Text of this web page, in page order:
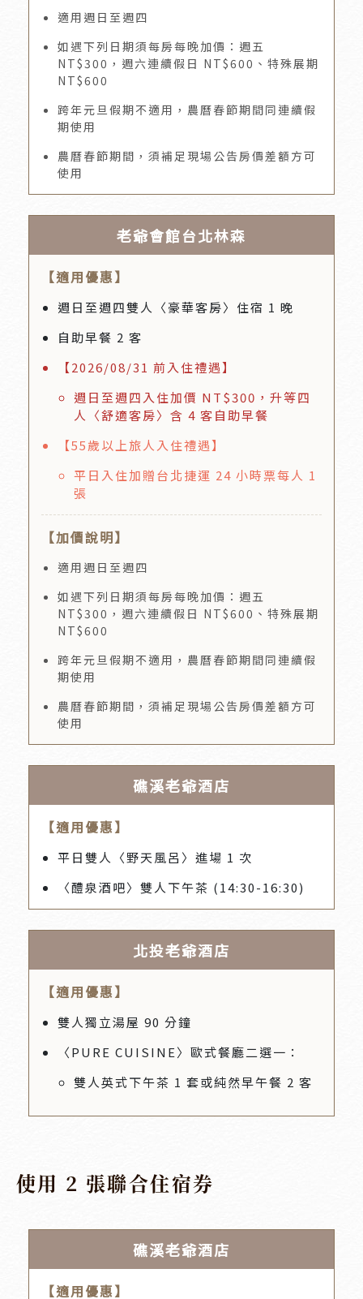
適用週日至週四
如遇下列日期須每房每晚加價：週五
NT$300，週六連續假日 NT$600、特殊展期
NT$600
跨年元旦假期不適用，農曆春節期間同連續假
期使用
農曆春節期間，須補足現場公告房價差額方可
使用
老爺會館台北林森
【適用優惠】
週日至週四雙人〈豪華客房〉住宿 1 晚
自助早餐 2 客
【2026/08/31 前入住禮遇】
週日至週四入住加價 NT$300，升等四
人〈舒適客房〉含 4 客自助早餐
【55歲以上旅人入住禮遇】
平日入住加贈台北捷運 24 小時票每人 1
張
【加價說明】
適用週日至週四
如遇下列日期須每房每晚加價：週五
NT$300，週六連續假日 NT$600、特殊展期
NT$600
跨年元旦假期不適用，農曆春節期間同連續假
期使用
農曆春節期間，須補足現場公告房價差額方可
使用
礁溪老爺酒店
【適用優惠】
平日雙人〈野天風呂〉進場 1 次
〈醴泉酒吧〉雙人下午茶 (14:30-16:30)
北投老爺酒店
【適用優惠】
雙人獨立湯屋 90 分鐘
〈PURE CUISINE〉歐式餐廳二選一：
雙人英式下午茶 1 套或純然早午餐 2 客
使用 2 張聯合住宿券
礁溪老爺酒店
【適用優惠】